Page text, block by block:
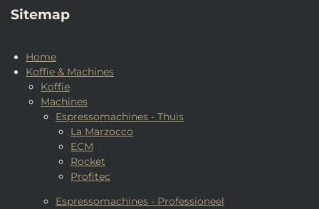
Sitemap
Home
Koffie & Machines
Koffie
Machines
Espressomachines - Thuis
La Marzocco
ECM
Rocket
Profitec
Espressomachines - Professioneel